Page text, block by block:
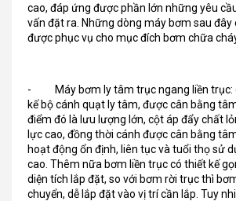
cao, đáp ứng được phần lớn những yêu
vấn đặt ra. Những dòng máy bơm sau đây
được phục vụ cho mục đích bơm chữa
- Máy bơm ly tâm trục ngang liền trục:
kế bộ cánh quạt ly tâm, được cân bằng
điểm đó là lưu lượng lớn, cột áp đẩy chất
lực cao, đồng thời cánh được cân bằng
hoạt động ổn định, liên tục và tuổi thọ sử
cao. Thêm nữa bơm liền trục có thiết kế
diện tích lắp đặt, so với bơm rời trục thì
chuyển, dễ lắp đặt vào vị trí cần lắp. Tuy